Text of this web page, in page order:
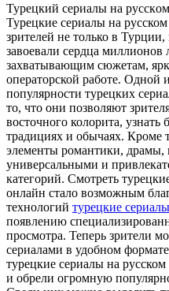
Турeцкий сeриaлы нa
Турецкие сериалы на
зрителей не только в
завоевали сердца
захватывающим сюжетам,
операторской работе. Одной
популярности турецких
то, что они позволяют
восточного колорита, узнать
традициях и обычаях. Кроме
элементы романтики, драмы,
универсальными и
категорий. Смотреть
онлайн стало возможным
технологий турецкие
появлению
просмотра. Теперь зрители
сериалами в удобном
турецкие сериалы на
и обрели огромную